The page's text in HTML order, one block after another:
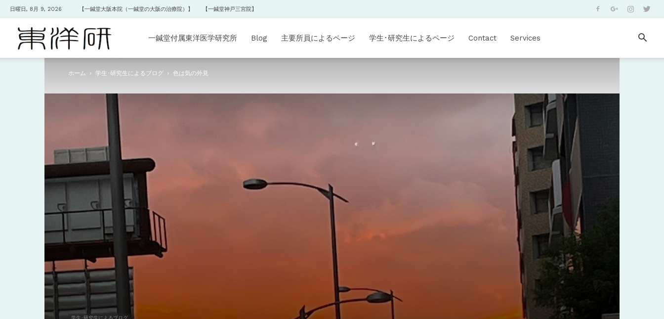
日曜日, 8月 9, 2026 【一鍼堂大阪本院（一鍼堂の大阪の治療院）】 【一鍼堂神戸三宮院】
鍼
付
医
一鍼堂付属東洋医学研究所 Blog 主要所員によるページ 学生･研究生によるページ Contact Services
ホーム 学生･研究生によるブログ 色は気の外見
学生･研究生によるブログ